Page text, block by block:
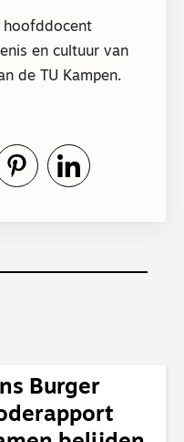
hoofddocent
en cultuur van
de TU Kampen.
Burger